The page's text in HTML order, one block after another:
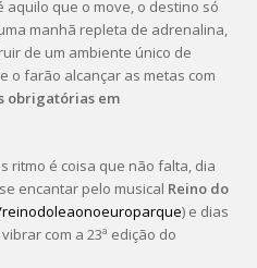
aquilo que o move, o destino só
manhã repleta de adrenalina,
de um ambiente único de
o farão alcançar as metas com
obrigatórias em
ritmo é coisa que não falta, dia
encantar pelo musical Reino do
) e dias
com a 23ª edição do